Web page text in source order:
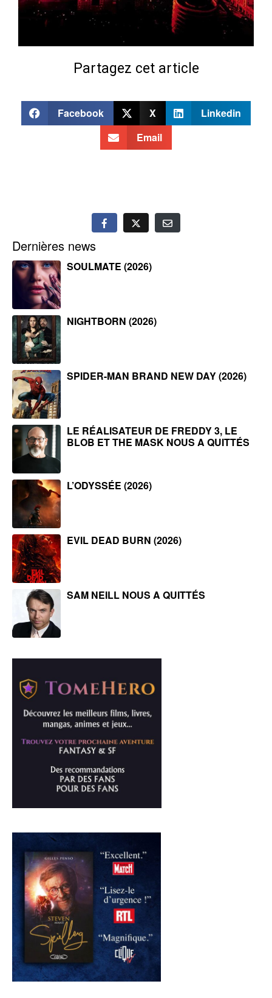
Partagez cet article
Facebook X
Linkedin
Email
Dernières news
SOULMATE (2026)
NIGHTBORN (2026)
SPIDER-MAN BRAND NEW DAY (2026)
LE RÉALISATEUR DE FREDDY 3, LE
BLOB ET THE MASK NOUS A QUITTÉS
L’ODYSSÉE (2026)
EVIL DEAD BURN (2026)
SAM NEILL NOUS A QUITTÉS